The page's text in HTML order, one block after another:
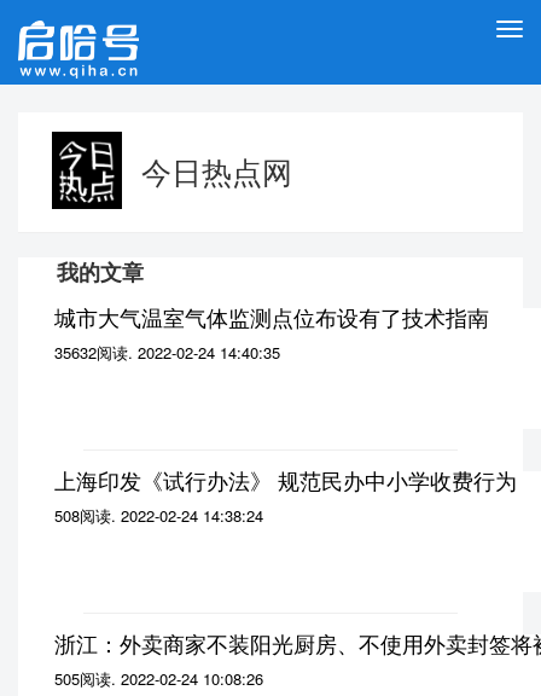
切
今日热点网
我的文章
城市大气温室气体监测点位布设有了技术指南
35632阅读. 2022-02-24 14:40:35
上海印发《试行办法》 规范民办中小学收费行为
508阅读. 2022-02-24 14:38:24
浙江：外卖商家不装阳光厨房、不使用外卖封签将
505阅读. 2022-02-24 10:08:26